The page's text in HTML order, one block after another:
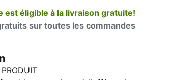
est éligible à la livraison gratuite!
sur toutes les commandes